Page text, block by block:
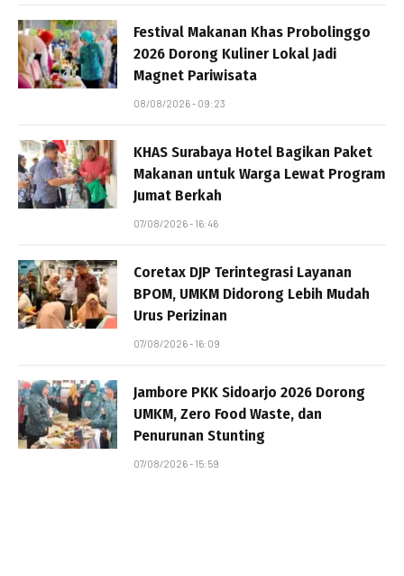
Festival Makanan Khas Probolinggo
2026 Dorong Kuliner Lokal Jadi
Magnet Pariwisata
08/08/2026 - 09:23
KHAS Surabaya Hotel Bagikan Paket
Makanan untuk Warga Lewat Program
Jumat Berkah
07/08/2026 - 16:46
Coretax DJP Terintegrasi Layanan
BPOM, UMKM Didorong Lebih Mudah
Urus Perizinan
07/08/2026 - 16:09
Jambore PKK Sidoarjo 2026 Dorong
UMKM, Zero Food Waste, dan
Penurunan Stunting
07/08/2026 - 15:59